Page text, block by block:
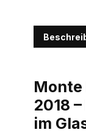
Monte
2018
im